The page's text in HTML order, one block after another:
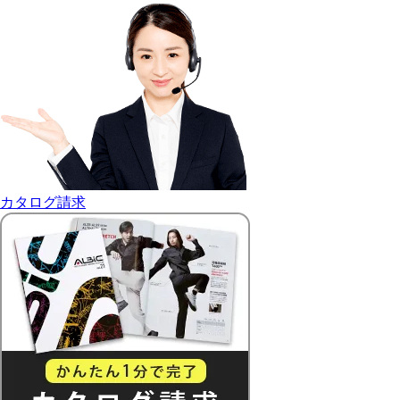
カタログ請求